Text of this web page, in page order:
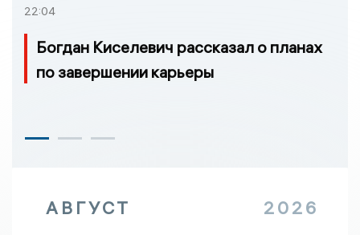
22:04
Богдан Киселевич рассказал о планах
по завершении карьеры
АВГУСТ 2026